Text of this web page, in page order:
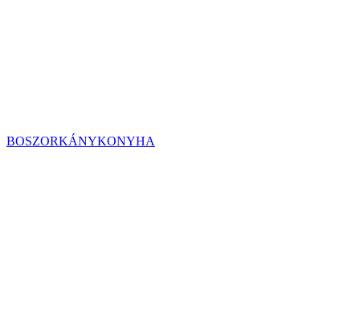
BOSZORKÁNYKONYHA